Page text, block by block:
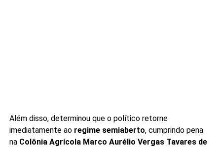
Além disso, determinou que o político retorne
imediatamente ao regime semiaberto, cumprindo pena
na Colônia Agrícola Marco Aurélio Vergas Tavares de